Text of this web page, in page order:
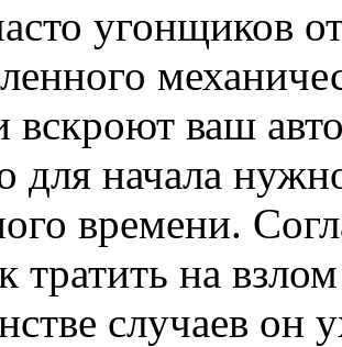
угонщиков
вскроют ваш
для начала
времени.
тратить на
случаев он